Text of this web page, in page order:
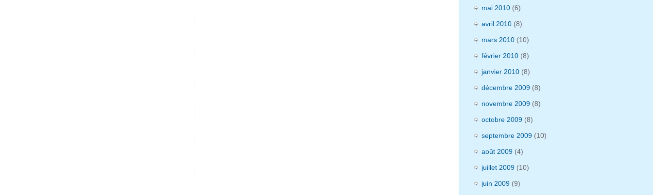
mai 2010 (6)
avril 2010 (8)
mars 2010 (10)
février 2010 (8)
janvier 2010 (8)
décembre 2009 (8)
novembre 2009 (8)
octobre 2009 (8)
septembre 2009 (10)
août 2009 (4)
juillet 2009 (10)
juin 2009 (9)